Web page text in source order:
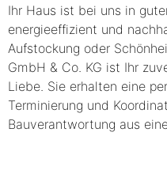
Ihr Haus ist bei uns in
energieeffizient und
Aufstockung oder
GmbH & Co. KG ist Ihr
Liebe. Sie erhalten eine
Terminierung und
Bauverantwortung aus